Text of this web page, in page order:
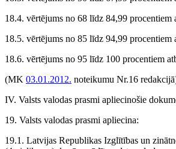
18.4. vērtējums no 68 līdz 84,99 procentiem
18.5. vērtējums no 85 līdz 94,99 procentiem
18.6. vērtējums no 95 līdz 100 procentiem
(MK 03.01.2012. noteikumu Nr.16
IV. Valsts valodas prasmi apliecinošie
19. Valsts valodas prasmi apliecina:
19.1. Latvijas Republikas Izglītības un